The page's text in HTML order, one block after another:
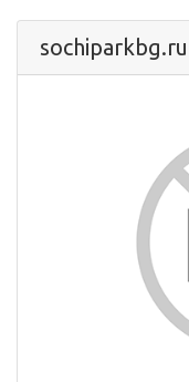
sochiparkbg.ru